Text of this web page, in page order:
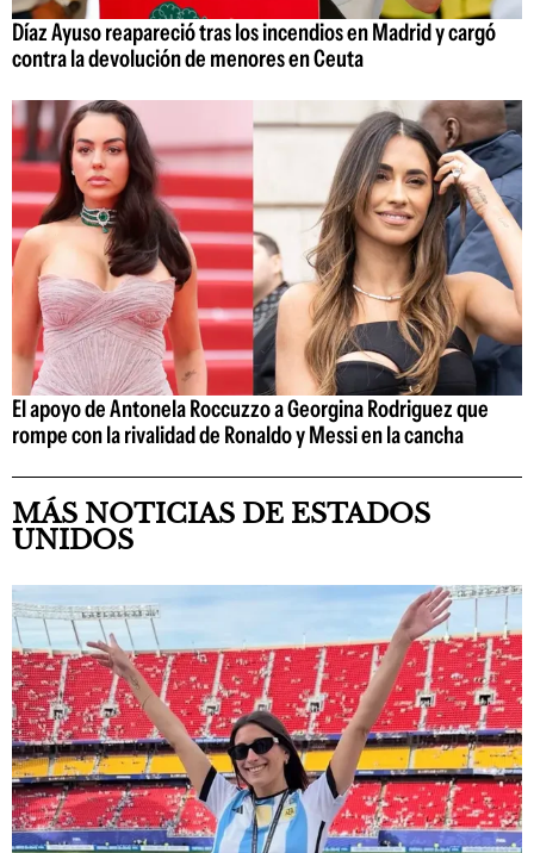
Díaz Ayuso reapareció tras los incendios en Madrid y cargó
contra la devolución de menores en Ceuta
El apoyo de Antonela Roccuzzo a Georgina Rodriguez que
rompe con la rivalidad de Ronaldo y Messi en la cancha
MÁS NOTICIAS DE ESTADOS
UNIDOS